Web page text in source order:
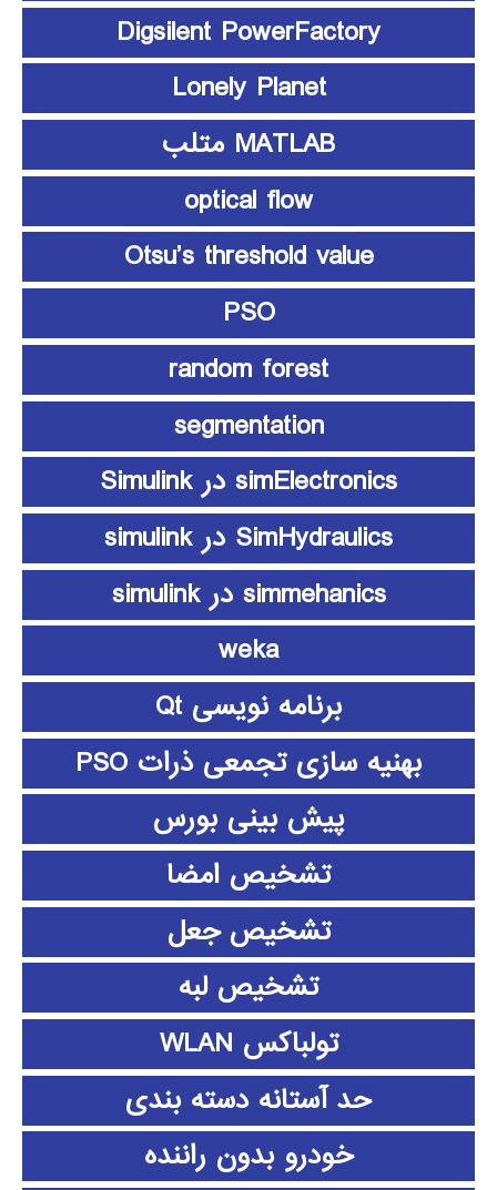
Digsilent PowerFactory
Lonely Planet
MATLAB متلب
optical flow
Otsu’s threshold value
PSO
random forest
segmentation
simElectronics در Simulink
SimHydraulics در simulink
simmehanics در simulink
weka
برنامه نویسی Qt
بهنیه سازی تجمعی ذرات PSO
پیش بینی بورس
تشخیص امضا
تشخیص جعل
تشخیص لبه
تولباکس WLAN
حد آستانه دسته بندی
خودرو بدون راننده